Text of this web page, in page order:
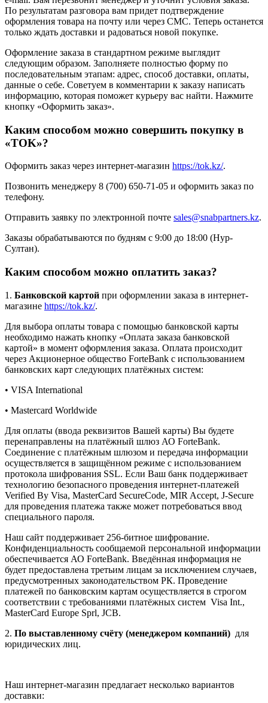
По результатам разговора вам придет подтверждение
оформления товара на почту или через СМС. Теперь останется
только ждать доставки и радоваться новой покупке.
Оформление заказа в стандартном режиме выглядит
следующим образом. Заполняете полностью форму по
последовательным этапам: адрес, способ доставки, оплаты,
данные о себе. Советуем в комментарии к заказу написать
информацию, которая поможет курьеру вас найти. Нажмите
кнопку «Оформить заказ».
Каким способом можно совершить покупку в
«TOK»?
Оформить заказ через интернет-магазин https://tok.kz/.
Позвонить менеджеру 8 (700) 650-71-05 и оформить заказ по
телефону.
Отправить заявку по электронной почте sales@snabpartners.kz.
Заказы обрабатываются по будням с 9:00 до 18:00 (Нур-
Султан).
Каким способом можно оплатить заказ?
1. Банковской картой при оформлении заказа в интернет-
магазине https://tok.kz/.
Для выбора оплаты товара с помощью банковской карты
необходимо нажать кнопку «Оплата заказа банковской
картой» в момент оформления заказа. Оплата происходит
через Акционерное общество ForteBank с использованием
банковских карт следующих платёжных систем:
• VISA International
• Mastercard Worldwide
Для оплаты (ввода реквизитов Вашей карты) Вы будете
перенаправлены на платёжный шлюз АО ForteBank.
Соединение с платёжным шлюзом и передача информации
осуществляется в защищённом режиме с использованием
протокола шифрования SSL. Если Ваш банк поддерживает
технологию безопасного проведения интернет-платежей
Verified By Visa, MasterCard SecureCode, MIR Accept, J-Secure
для проведения платежа также может потребоваться ввод
специального пароля.
Наш сайт поддерживает 256-битное шифрование.
Конфиденциальность сообщаемой персональной информации
обеспечивается АО ForteBank. Введённая информация не
будет предоставлена третьим лицам за исключением случаев,
предусмотренных законодательством РК. Проведение
платежей по банковским картам осуществляется в строгом
соответствии с требованиями платёжных систем Visa Int.,
MasterCard Europe Sprl, JCB.
2. По выставленному счёту (менеджером компаний) для
юридических лиц.
Наш интернет-магазин предлагает несколько вариантов
доставки: